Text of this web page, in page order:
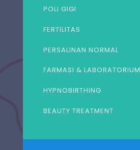
POLI GIGI
FERTILITAS
PERSALINAN NORMAL
FARMASI & LABORATORIUM
HYPNOBIRTHING
BEAUTY TREATMENT